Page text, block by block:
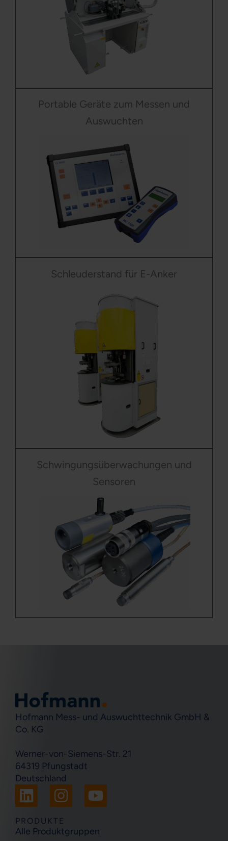
Portable Geräte zum Messen und
Auswuchten
Schleuderstand für E-Anker
Schwingungsüberwachungen und
Sensoren
Hofmann Mess- und Auswuchttechnik GmbH &
Co. KG
Werner-von-Siemens-Str. 21
64319 Pfungstadt
Deutschland
L
i
n
k
I
n
s
t
Y
o
t
PRODUKTE
Alle Produktgruppen